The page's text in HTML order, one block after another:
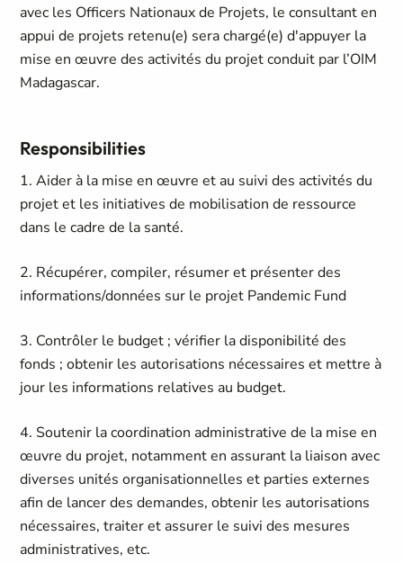
avec les Officers Nationaux de Projets, le consultant en
appui de projets retenu(e) sera chargé(e) d'appuyer la
mise en œuvre des activités du projet conduit par l’OIM
Madagascar.
Responsibilities
1. Aider à la mise en œuvre et au suivi des activités du
projet et les initiatives de mobilisation de ressource
dans le cadre de la santé.
2. Récupérer, compiler, résumer et présenter des
informations/données sur le projet Pandemic Fund
3. Contrôler le budget ; vérifier la disponibilité des
fonds ; obtenir les autorisations nécessaires et mettre à
jour les informations relatives au budget.
4. Soutenir la coordination administrative de la mise en
œuvre du projet, notamment en assurant la liaison avec
diverses unités organisationnelles et parties externes
afin de lancer des demandes, obtenir les autorisations
nécessaires, traiter et assurer le suivi des mesures
administratives, etc.